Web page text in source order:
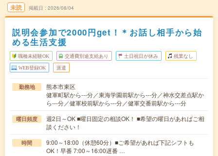
未読 掲載日 2026/08/04
説明会参加で2000円get！＊お話し相手から始
める生活支援
職種未経験OK 交通費別途支給あり 土日祝日が休み 残業なし
WEB登録OK 派遣
勤務地
熊本市東区
健軍町駅から---分／東海学園前駅から---分／神水交差点駅か
ら---分／健軍校前駅から---分／健軍交番前駅から---分
曜日頻度
週2日～OK ■曜日固定の相談OK！ ■希望の曜日があればご相
談ください！
時間
9:00～18:00（休憩60分）■ご希望があれば下記シフトも
OK！早番 7:00～16:00遅番 …